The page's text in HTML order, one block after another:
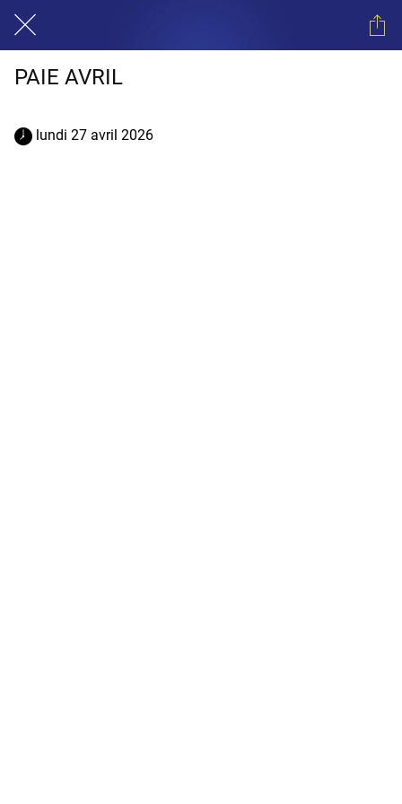
PAIE AVRIL
lundi 27 avril 2026